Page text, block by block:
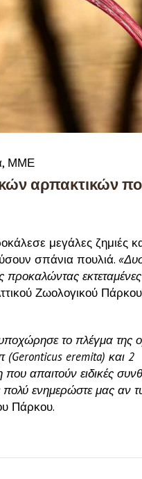
, ΜΜΕ
αρπακτικών
μεγάλες ζημιές
σπάνια πουλιά.
εκτεταμένες
Ζωολογικού
το πλέγμα της
eremita) και 2
απαιτούν ειδικές
ενημερώστε μας αν
Πάρκου.